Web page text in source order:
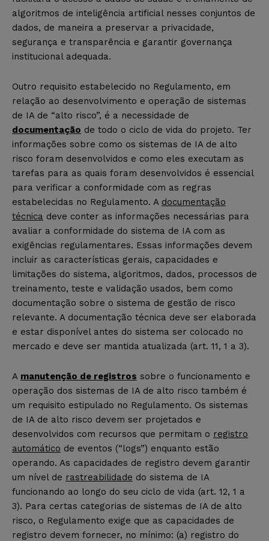
algoritmos de inteligência artificial nesses conjuntos de
dados, de maneira a preservar a privacidade,
segurança e transparência e garantir governança
institucional adequada.
Outro requisito estabelecido no Regulamento, em
relação ao desenvolvimento e operação de sistemas
de IA de “alto risco”, é a necessidade de
documentação de todo o ciclo de vida do projeto. Ter
informações sobre como os sistemas de IA de alto
risco foram desenvolvidos e como eles executam as
tarefas para as quais foram desenvolvidos é essencial
para verificar a conformidade com as regras
estabelecidas no Regulamento. A documentação
técnica deve conter as informações necessárias para
avaliar a conformidade do sistema de IA com as
exigências regulamentares. Essas informações devem
incluir as características gerais, capacidades e
limitações do sistema, algoritmos, dados, processos de
treinamento, teste e validação usados, bem como
documentação sobre o sistema de gestão de risco
relevante. A documentação técnica deve ser elaborada
e estar disponível antes do sistema ser colocado no
mercado e deve ser mantida atualizada (art. 11, 1 a 3).
A manutenção de registros sobre o funcionamento e
operação dos sistemas de IA de alto risco também é
um requisito estipulado no Regulamento. Os sistemas
de IA de alto risco devem ser projetados e
desenvolvidos com recursos que permitam o registro
automático de eventos (“logs”) enquanto estão
operando. As capacidades de registro devem garantir
um nível de rastreabilidade do sistema de IA
funcionando ao longo do seu ciclo de vida (art. 12, 1 a
3). Para certas categorias de sistemas de IA de alto
risco, o Regulamento exige que as capacidades de
registro devem fornecer, no mínimo: (a) registro do